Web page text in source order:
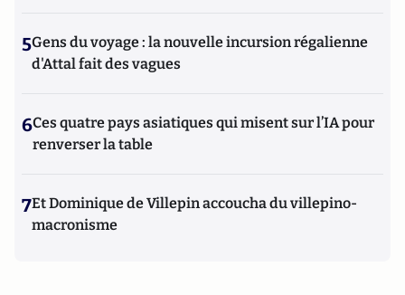
5Gens du voyage : la nouvelle incursion régalienne
d'Attal fait des vagues
6Ces quatre pays asiatiques qui misent sur l’IA pour
renverser la table
7Et Dominique de Villepin accoucha du villepino-
macronisme